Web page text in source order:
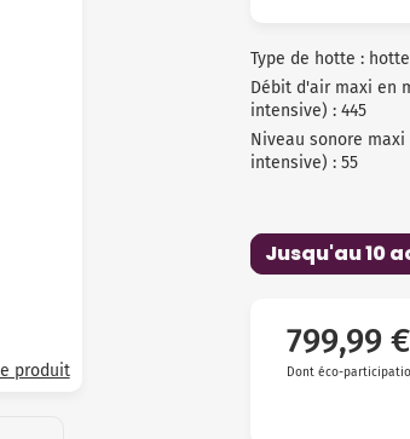
produit
Type de hotte :
Débit d'air maxi en
intensive) : 445
Niveau sonore
intensive) : 55
Jusqu'au 10
799,99 €
Dont éco-